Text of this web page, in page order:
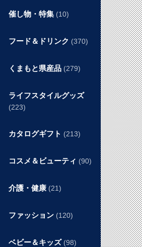
催し物・特集 (10)
フード＆ドリンク (370)
くまもと県産品 (279)
ライフスタイルグッズ
(223)
カタログギフト (213)
コスメ＆ビューティ (90)
介護・健康 (21)
ファッション (120)
ベビー＆キッズ (98)